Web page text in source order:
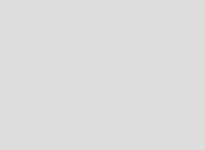
vind ik dat de luier niet
omdat de plakstrips